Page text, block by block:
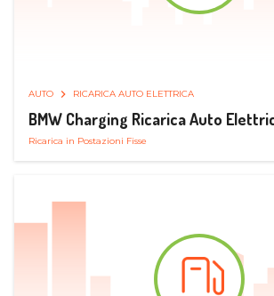
AUTO RICARICA AUTO ELETTRICA
BMW Charging Ricarica Auto
Ricarica in Postazioni Fisse